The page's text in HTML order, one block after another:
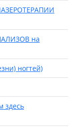
на
ногтей)
здесь